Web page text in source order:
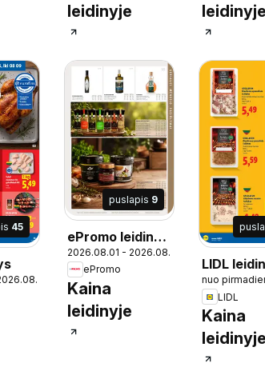
leidinyje
leidinyje
45
puslapis 9
ePromo leidinys
- Food service
2026.08.01 - 2026.08.31
ePromo
Kaina
leidinyje
LIDL
Grilio
nuo
LIDL
Kaina
leidinyje